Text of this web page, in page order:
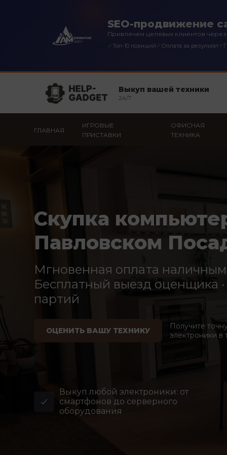
SEO-продвижение
Привлечем целевых клиентов
✓Топ-10 позиций ✓ Оплата за результат✓
Выкуп вашей техники
24/7
ГЛАВНАЯ
ИГРОВЫЕ
ПРИСТАВКИ
ОФИСНАЯ
ТЕХНИКА
Скупка
Павловском
Мгновенная оплата
Бесплатный выезд оценщика
партий
ОЦЕНИТЬ ВАШУ ТЕХНИКУ
Получите
электроники в
Выкуп любой электроники: от
смартфонов до серверного
оборудования